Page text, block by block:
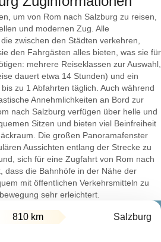
um von Rom nach Salzburg zu reisen,
und modernen Zug. Alle
zwischen den Städten verkehren,
den Fahrgästen alles bieten, was sie für
mehrere Reiseklassen zur Auswahl,
dauert etwa 14 Stunden) und ein
zu 1 Abfahrten täglich. Auch während
Annehmlichkeiten an Bord zur
nach Salzburg verfügen über helle und
Sitzen und bieten viel Beinfreiheit
Die großen Panoramafenster
Aussichten entlang der Strecke zu
sich für eine Zugfahrt von Rom nach
dass die Bahnhöfe in der Nähe der
mit öffentlichen Verkehrsmitteln zu
sehr erleichtert.
810 km Salzburg